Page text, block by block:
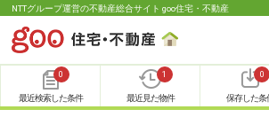
NTTグループ運営の不動産総合サイト goo住宅・不動産
0
最近検索した条件
1
最近見た物件
0
保存した条